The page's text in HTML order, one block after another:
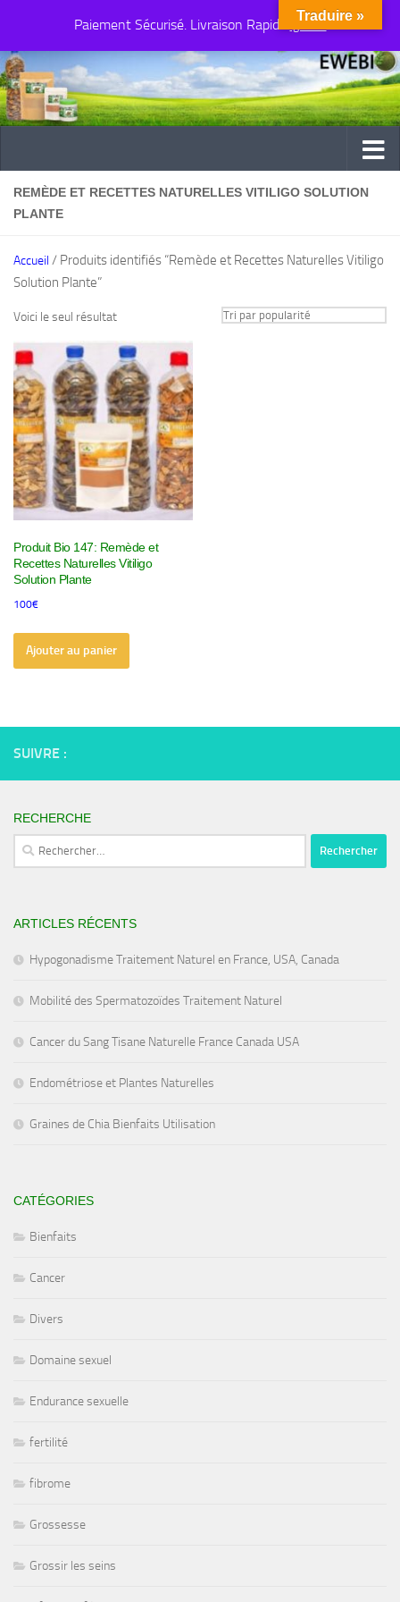
Paiement Sécurisé. Livraison Rapide Ignorer
Au dessous du contenu
REMÈDE ET RECETTES NATURELLES VITILIGO SOLUTION
PLANTE
Accueil / Produits identifiés “Remède et Recettes Naturelles Vitiligo
Solution Plante”
Voici le seul résultat
Produit Bio 147: Remède et
Recettes Naturelles Vitiligo
Solution Plante
100€
Ajouter au panier
SUIVRE :
RECHERCHE
Rechercher :
ARTICLES RÉCENTS
Hypogonadisme Traitement Naturel en France, USA, Canada
Mobilité des Spermatozoïdes Traitement Naturel
Cancer du Sang Tisane Naturelle France Canada USA
Endométriose et Plantes Naturelles
Graines de Chia Bienfaits Utilisation
CATÉGORIES
Bienfaits
Cancer
Divers
Domaine sexuel
Endurance sexuelle
fertilité
fibrome
Grossesse
Grossir les seins
Traduire »